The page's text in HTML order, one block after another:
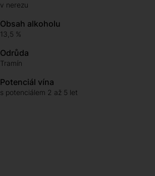
v nerezu
Obsah alkoholu
13,5 %
Odrůda
Tramín
Potenciál vína
s potenciálem 2 až 5 let